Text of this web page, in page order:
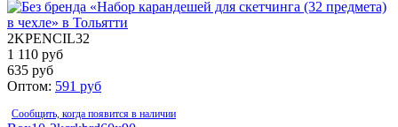
2KPENCIL32
1 110 руб
635 руб
Оптом: 591 руб
Сообщить, когда появится в наличии